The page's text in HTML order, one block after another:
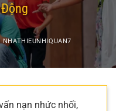
NHATHIEUNHIQUAN7
nạn nhức nhối,